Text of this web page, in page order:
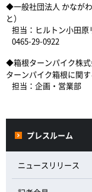
◆一般社団法人 かなが
と）
担当：ヒルトン小田
0465-29-0922
◆箱根ターンパイク株
ターンパイク箱根に関す
担当：企画・営業部
プレスルーム
ニュースリリース